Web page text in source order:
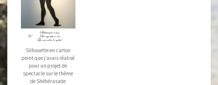
Silhouette en carton
peint que j’avais réalisé
pour un projet de
spectacle sur le thème
de Shéhérasade